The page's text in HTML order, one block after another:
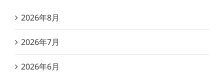
2026年8月
2026年7月
2026年6月